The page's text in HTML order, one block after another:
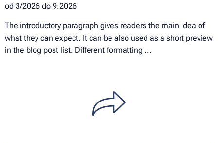
od 3/2026 do 9:2026
The introductory paragraph gives readers the main idea of
what they can expect. It can be also used as a short preview
in the blog post list. Different formatting ...